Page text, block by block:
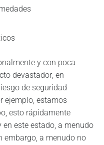
y con poca
devastador, en
de seguridad
ejemplo, estamos
esto rápidamente
este estado, a menudo
embargo, a menudo no